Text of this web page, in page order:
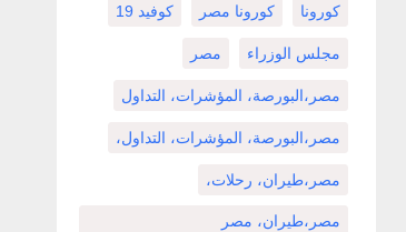
كورونا كورونا مصر كوفيد 19
مجلس الوزراء مصر
مصر،البورصة، المؤشرات، التداول
مصر،البورصة، المؤشرات، التداول،
مصر،طيران، رحلات،
مصر،طيران، مصر